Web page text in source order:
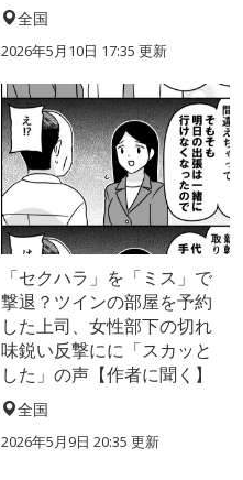
全国
2026年5月10日 17:35 更新
「セクハラ」を「ミス」で
撃退？ツインの部屋を予約
した上司、女性部下の切れ
味鋭い反撃にに「スカッと
した」の声【作者に聞く】
全国
2026年5月9日 20:35 更新